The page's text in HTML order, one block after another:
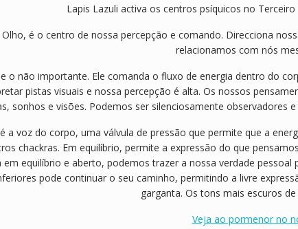
Lapis Lazuli activa os centros psíquicos no
é o centro de nossa percepção e comando. Direcciona
relacionamos com nós
o não importante. Ele comanda o fluxo de energia dentro do
pistas visuais e nossa percepção é alta. Os nossos
sonhos e visões. Podemos ser silenciosamente
a voz do corpo, uma válvula de pressão que permite que a
chackras. Em equilíbrio, permite a expressão do que
em equilíbrio e aberto, podemos trazer a nossa verdade
pode continuar o seu caminho, permitindo a livre
garganta. Os tons mais escuros
Veja ao pormenor no